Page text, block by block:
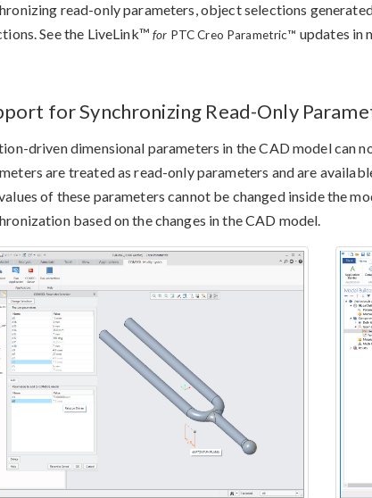
read-only parameters, object selections
See the LiveLink™ for PTC Creo Parametric™ updates in
for Synchronizing Read-Only
driven dimensional parameters in the CAD model can
are treated as read-only parameters and are
of these parameters cannot be changed inside the
based on the changes in the CAD model.